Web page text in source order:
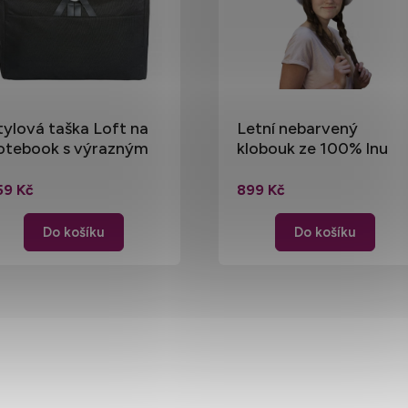
taška Loft na
s výrazným
x 13 cm
Kč
Do košíku
Letní nebarvený
klobouk ze 100% lnu
899 Kč
Do košíku